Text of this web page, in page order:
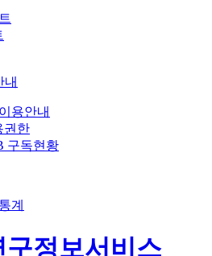
내
용안내
권한
구독현황
계